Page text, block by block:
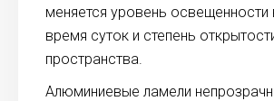
меняется уровень освещенности
время суток и степень
пространства.
Алюминиевые ламели